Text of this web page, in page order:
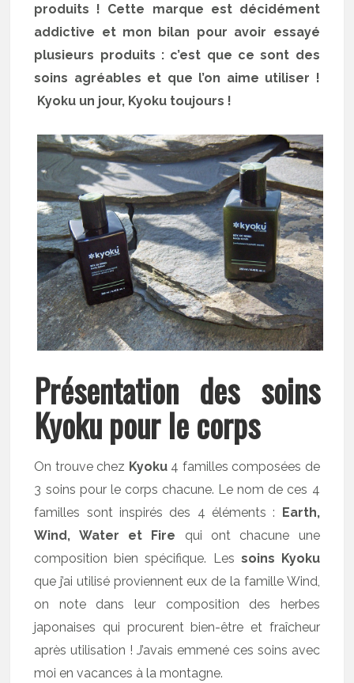
produits ! Cette marque est décidément
addictive et mon bilan pour avoir essayé
plusieurs produits : c’est que ce sont des
soins agréables et que l’on aime utiliser !
Kyoku un jour, Kyoku toujours !
Présentation des soins
Kyoku pour le corps
On trouve chez Kyoku4 familles composées de
3 soins pour le corps chacune. Le nom de ces 4
familles sont inspirés des 4 éléments :
Earth,
Wind, Water et Fire qui ont chacune une
composition bien spécifique. Les soins Kyoku
que j’ai utilisé proviennent eux de la famille Wind,
on note dans leur composition des herbes
japonaises qui procurent bien-être et fraîcheur
après utilisation ! J’avais emmené ces soins avec
moi en vacances à la montagne.